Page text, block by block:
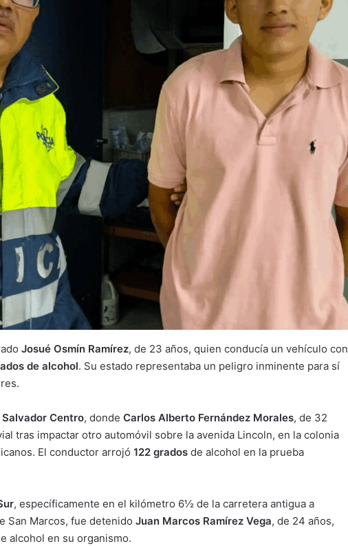
Josué Osmín Ramírez, de 23 años, quien conducía un vehículo con
de alcohol. Su estado representaba un peligro inminente para sí
Salvador Centro, donde Carlos Alberto Fernández Morales, de 32
tras impactar otro automóvil sobre la avenida Lincoln, en la colonia
El conductor arrojó 122 grados de alcohol en la prueba
, específicamente en el kilómetro 6½ de la carretera antigua a
San Marcos, fue detenido Juan Marcos Ramírez Vega, de 24 años,
alcohol en su organismo.